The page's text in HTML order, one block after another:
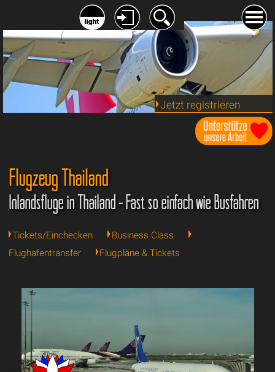
Jetzt registrieren
Flugzeug Thailand
Inlandsflüge in Thailand - Fast so einfach wie Busfahren
Tickets/Einchecken
Business Class
Flughafentransfer
Flugpläne & Tickets